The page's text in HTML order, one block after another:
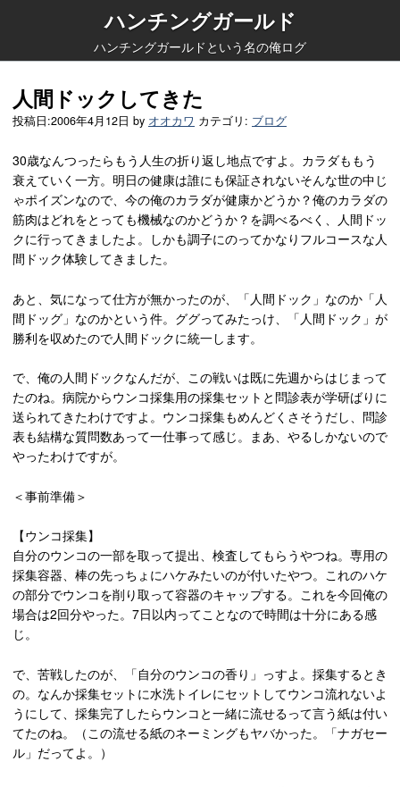
ハンチングガールド
ハンチングガールドという名の俺ログ
人間ドックしてきた
投稿日:2006年4月12日 by オオカワ カテゴリ: ブログ
30歳なんつったらもう人生の折り返し地点ですよ。カラダももう
衰えていく一方。明日の健康は誰にも保証されないそんな世の中じ
ゃポイズンなので、今の俺のカラダが健康かどうか？俺のカラダの
筋肉はどれをとっても機械なのかどうか？を調べるべく、人間ドッ
クに行ってきましたよ。しかも調子にのってかなりフルコースな人
間ドック体験してきました。
あと、気になって仕方が無かったのが、「人間ドック」なのか「人
間ドッグ」なのかという件。ググってみたっけ、「人間ドック」が
勝利を収めたので人間ドックに統一します。
で、俺の人間ドックなんだが、この戦いは既に先週からはじまって
たのね。病院からウンコ採集用の採集セットと問診表が学研ばりに
送られてきたわけですよ。ウンコ採集もめんどくさそうだし、問診
表も結構な質問数あって一仕事って感じ。まあ、やるしかないので
やったわけですが。
＜事前準備＞
【ウンコ採集】
自分のウンコの一部を取って提出、検査してもらうやつね。専用の
採集容器、棒の先っちょにハケみたいのが付いたやつ。これのハケ
の部分でウンコを削り取って容器のキャップする。これを今回俺の
場合は2回分やった。7日以内ってことなので時間は十分にある感
じ。
で、苦戦したのが、「自分のウンコの香り」っすよ。採集するとき
の。なんか採集セットに水洗トイレにセットしてウンコ流れないよ
うにして、採集完了したらウンコと一緒に流せるって言う紙は付い
てたのね。（この流せる紙のネーミングもヤバかった。「ナガセー
ル」だってよ。）